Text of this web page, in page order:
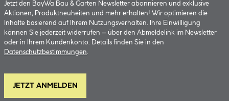
Jetzt den BayWa Bau & Garten Newsletter abonnieren und exklusive
Aktionen, Produktneuheiten und mehr erhalten! Wir optimieren die
Inhalte basierend auf Ihrem Nutzungsverhalten. Ihre Einwilligung
können Sie jederzeit widerrufen – über den Abmeldelink im Newsletter
oder in Ihrem Kundenkonto. Details finden Sie in den
Datenschutzbestimmungen.
JETZT ANMELDEN